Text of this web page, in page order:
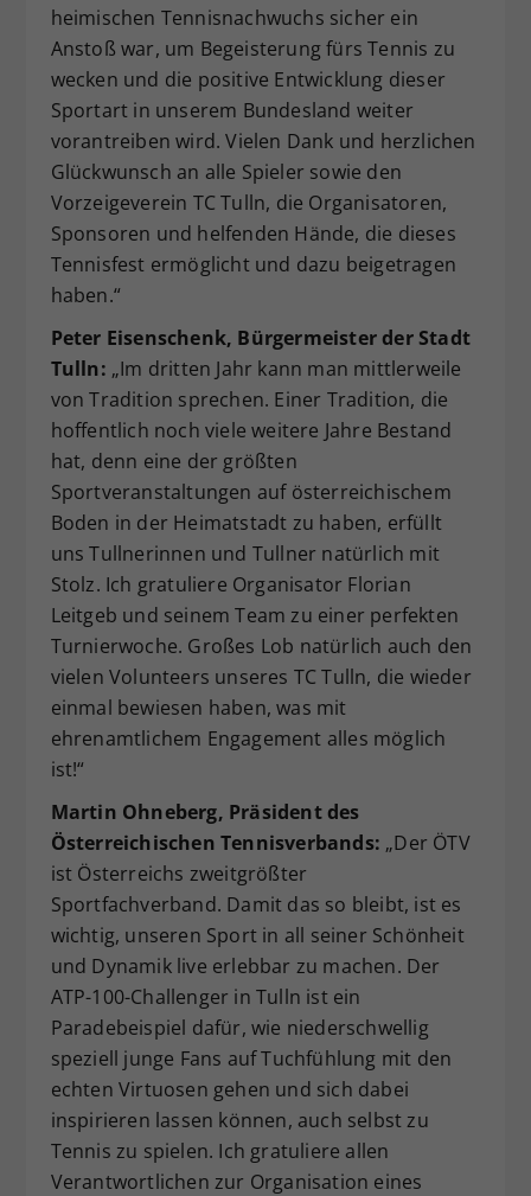
heimischen Tennisnachwuchs sicher ein
Anstoß war, um Begeisterung fürs Tennis zu
wecken und die positive Entwicklung dieser
Sportart in unserem Bundesland weiter
vorantreiben wird. Vielen Dank und herzlichen
Glückwunsch an alle Spieler sowie den
Vorzeigeverein TC Tulln, die Organisatoren,
Sponsoren und helfenden Hände, die dieses
Tennisfest ermöglicht und dazu beigetragen
haben.“
Peter Eisenschenk, Bürgermeister der Stadt
Tulln: „Im dritten Jahr kann man mittlerweile
von Tradition sprechen. Einer Tradition, die
hoffentlich noch viele weitere Jahre Bestand
hat, denn eine der größten
Sportveranstaltungen auf österreichischem
Boden in der Heimatstadt zu haben, erfüllt
uns Tullnerinnen und Tullner natürlich mit
Stolz. Ich gratuliere Organisator Florian
Leitgeb und seinem Team zu einer perfekten
Turnierwoche. Großes Lob natürlich auch den
vielen Volunteers unseres TC Tulln, die wieder
einmal bewiesen haben, was mit
ehrenamtlichem Engagement alles möglich
ist!“
Martin Ohneberg, Präsident des
Österreichischen Tennisverbands: „Der ÖTV
ist Österreichs zweitgrößter
Sportfachverband. Damit das so bleibt, ist es
wichtig, unseren Sport in all seiner Schönheit
und Dynamik live erlebbar zu machen. Der
ATP-100-Challenger in Tulln ist ein
Paradebeispiel dafür, wie niederschwellig
speziell junge Fans auf Tuchfühlung mit den
echten Virtuosen gehen und sich dabei
inspirieren lassen können, auch selbst zu
Tennis zu spielen. Ich gratuliere allen
Verantwortlichen zur Organisation eines